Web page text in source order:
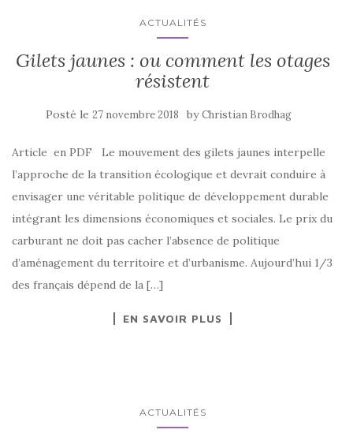
ACTUALITÉS
Gilets jaunes : ou comment les otages
résistent
Posté le 27 novembre 2018 byChristian Brodhag
Article en PDF Le mouvement des gilets jaunes interpelle
l’approche de la transition écologique et devrait conduire à
envisager une véritable politique de développement durable
intégrant les dimensions économiques et sociales. Le prix du
carburant ne doit pas cacher l’absence de politique
d’aménagement du territoire et d’urbanisme. Aujourd’hui 1/3
des français dépend de la […]
EN SAVOIR PLUS
ACTUALITÉS